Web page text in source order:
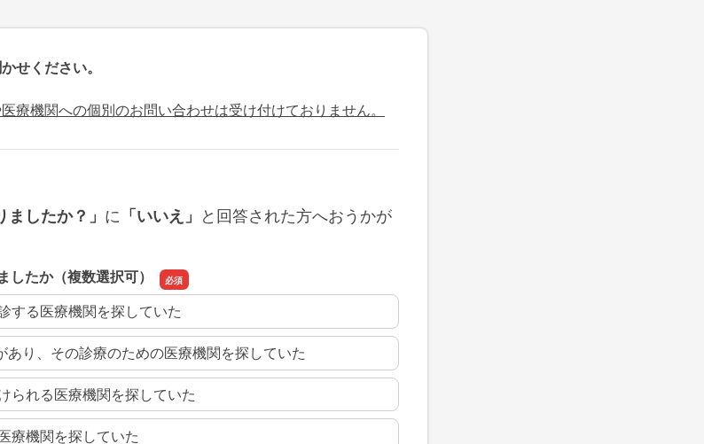
せください。
療機関への個別のお問い合わせは受け付けておりません。
したか？」 に 「いいえ」 と回答された方へおうかが
たか（複数選択可）
する医療機関を探していた
あり、その診療のための医療機関を探していた
られる医療機関を探していた
療機関を探していた